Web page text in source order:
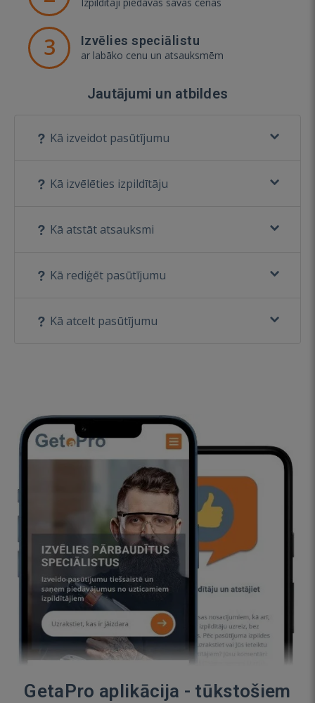
3 Izvēlies speciālistu
ar labāko cenu un atsauksmēm
Jautājumi un atbildes
Kā izveidot pasūtījumu
Kā izvēlēties izpildītāju
Kā atstāt atsauksmi
Kā rediģēt pasūtījumu
Kā atcelt pasūtījumu
GetaPro aplikācija - tūkstošiem